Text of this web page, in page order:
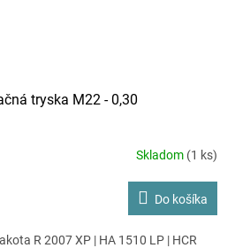
tryska M22 - 0,30
Skladom (1 ks)
Do košíka
R 2007 XP | HA 1510 LP | HCR